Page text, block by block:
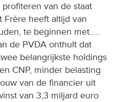
van de staat
Frère heeft altijd van
te beginnen met.....
de PVDA onthult dat
belangrijkste holdings
CNP, minder belasting
van de financier uit
van 3,3 miljard euro